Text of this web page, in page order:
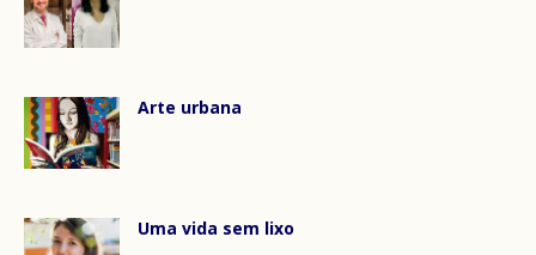
Arte urbana
Uma vida sem lixo